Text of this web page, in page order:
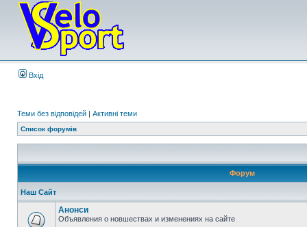
Вхід
Теми без відповідей | Активні теми
Список форумів
Форум
Наш Сайт
Анонси
Объявления о новшествах и изменениях на сайте